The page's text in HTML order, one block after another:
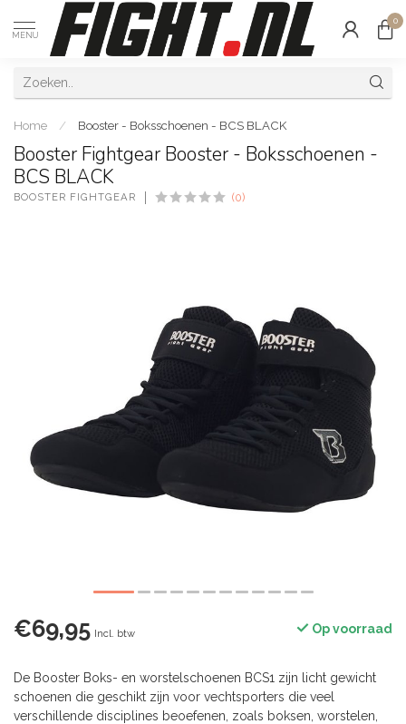
MENU
0
Home / Booster - Boksschoenen - BCS BLACK
Booster Fightgear Booster - Boksschoenen -
BCS BLACK
BOOSTER FIGHTGEAR (0)
€69,95 Incl. btw Op voorraad
De Booster Boks- en worstelschoenen BCS1 zijn licht gewicht
schoenen die geschikt zijn voor vechtsporters die veel
verschillende disciplines beoefenen, zoals boksen, worstelen,